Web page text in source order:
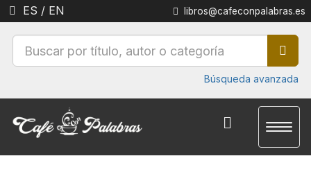
ES / EN libros@cafeconpalabras.es
Búsqueda avanzada